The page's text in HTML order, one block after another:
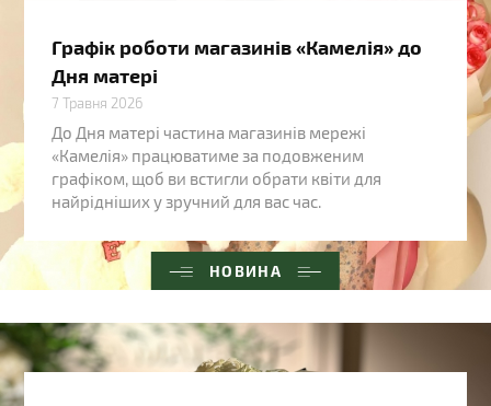
НОВИНА
Графік роботи магазинів «Камелія» до
Дня матері
7 Травня 2026
До Дня матері частина магазинів мережі
«Камелія» працюватиме за подовженим
графіком, щоб ви встигли обрати квіти для
найрідніших у зручний для вас час.